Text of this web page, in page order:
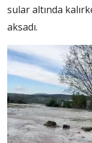
sular altında
aksadı.